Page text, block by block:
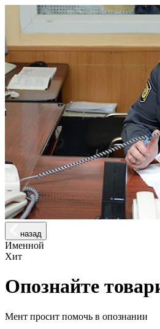
назад
Именной
Хит
Опознайте
Мент просит помочь в опознании